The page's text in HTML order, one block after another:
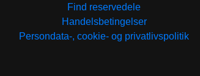
Find reservedele
Handelsbetingelser
Persondata-, cookie- og privatlivspolitik